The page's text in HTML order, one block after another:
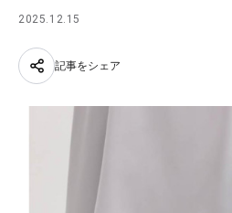
2025.12.15
記事をシェア